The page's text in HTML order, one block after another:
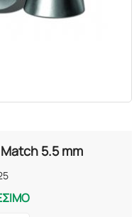
5.5 mm